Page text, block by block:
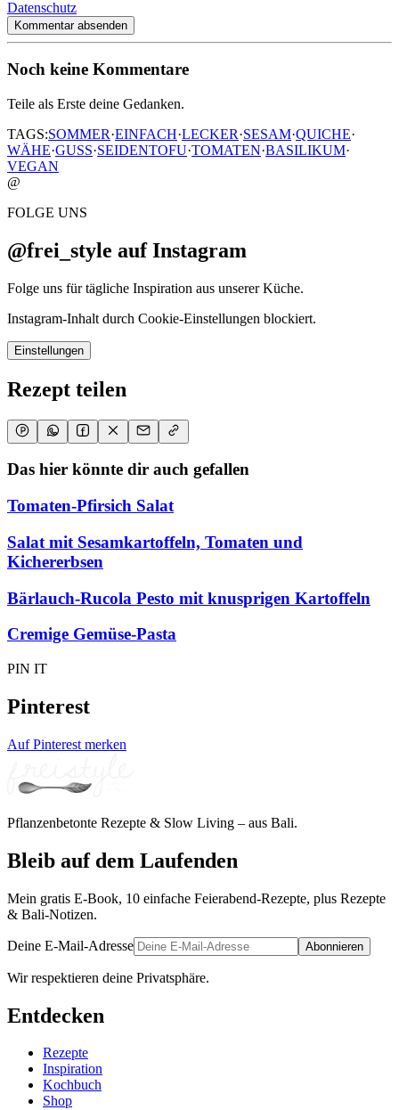
Datenschutz
Kommentar absenden
Noch keine Kommentare
Teile als Erste deine Gedanken.
TAGS:SOMMER·EINFACH·LECKER·SESAM·QUICHE·
WÄHE·GUSS·SEIDENTOFU·TOMATEN·BASILIKUM·
VEGAN
@
FOLGE UNS
@frei_style auf Instagram
Folge uns für tägliche Inspiration aus unserer Küche.
Instagram-Inhalt durch Cookie-Einstellungen blockiert.
Einstellungen
Rezept teilen
Das hier könnte dir auch gefallen
Tomaten-Pfirsich Salat
Salat mit Sesamkartoffeln, Tomaten und
Kichererbsen
Bärlauch-Rucola Pesto mit knusprigen Kartoffeln
Cremige Gemüse-Pasta
PIN IT
Pinterest
Auf Pinterest merken
Pflanzenbetonte Rezepte & Slow Living – aus Bali.
Bleib auf dem Laufenden
Mein gratis E-Book, 10 einfache Feierabend-Rezepte, plus Rezepte
& Bali-Notizen.
Deine E-Mail-Adresse Abonnieren
Wir respektieren deine Privatsphäre.
Entdecken
Rezepte
Inspiration
Kochbuch
Shop